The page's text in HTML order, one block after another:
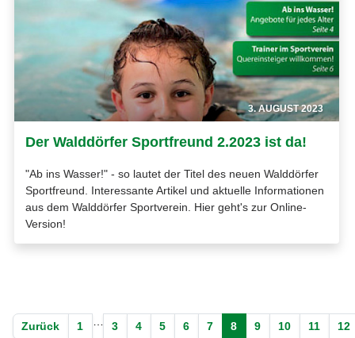
3. AUGUST 2023
Der Walddörfer Sportfreund 2.2023 ist da!
"Ab ins Wasser!" - so lautet der Titel des neuen Walddörfer
Sportfreund. Interessante Artikel und aktuelle Informationen
aus dem Walddörfer Sportverein. Hier geht's zur Online-
Version!
Zurück 1 3 4 5 6 7 8 9 10 11 12